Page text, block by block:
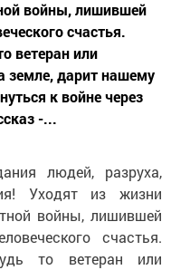
войны, лишившей
счастья.
ветеран или
дарит нашему
к войне через
-...
людей, разруха,
Уходят из жизни
войны, лишившей
счастья.
то ветеран или